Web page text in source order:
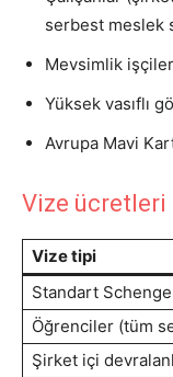
serbest meslek
Mevsimlik işçiler
Yüksek vasıflı
Avrupa Mavi
Vize ücretleri
Vize tipi
Standart
Öğrenciler (tüm
Şirket içi